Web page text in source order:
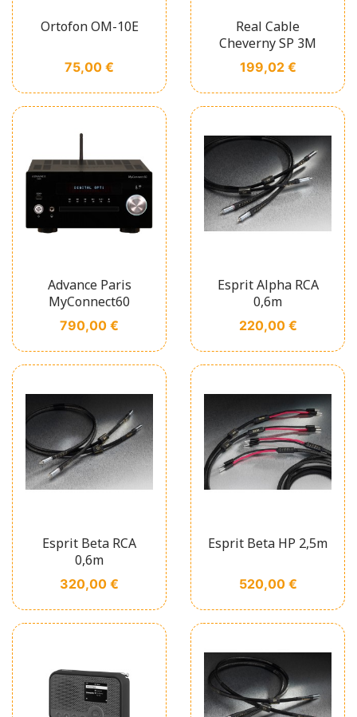
Ortofon OM-10E
Prix
75,00 €
Real Cable
Cheverny SP 3M
Prix
199,02 €
Advance Paris
MyConnect60
Prix
790,00 €
Esprit Alpha RCA
0,6m
Prix
220,00 €
Esprit Beta RCA
0,6m
Prix
320,00 €
Esprit Beta HP 2,5m
Prix
520,00 €